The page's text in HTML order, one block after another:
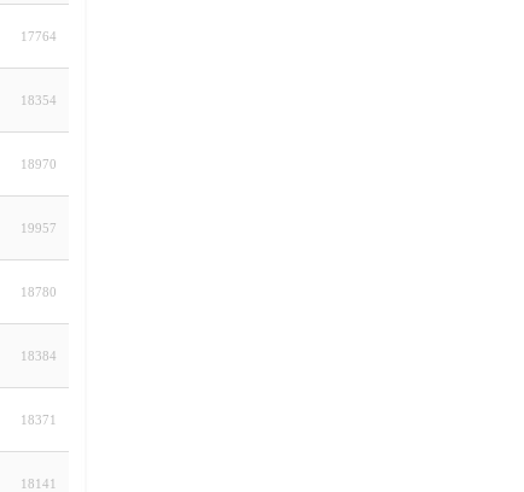
17764
18354
18970
19957
18780
18384
18371
18141